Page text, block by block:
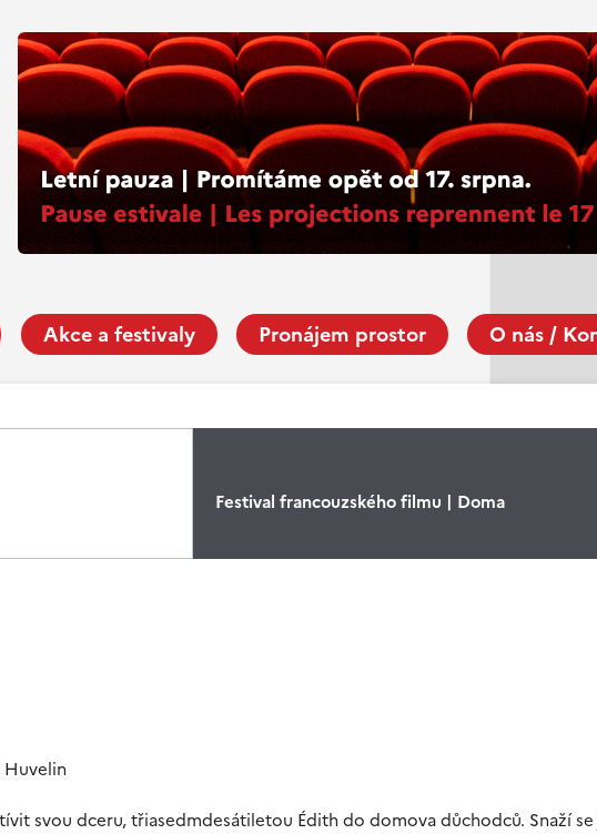
Akce a festivaly Pronájem prostor O nás /
Festival francouzského filmu | Doma
Huvelin
svou dceru, třiasedmdesátiletou Édith do domova důchodců. Snaží